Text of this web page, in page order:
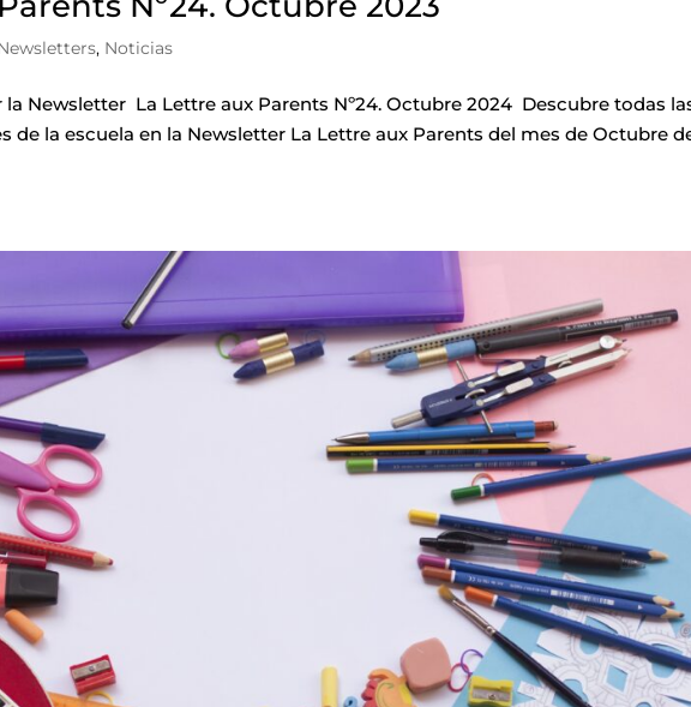
, Noticias
la Newsletter La Lettre aux Parents Nº24. Octubre 2024 Descubre todas
de la escuela en la Newsletter La Lettre aux Parents del mes de Octubre